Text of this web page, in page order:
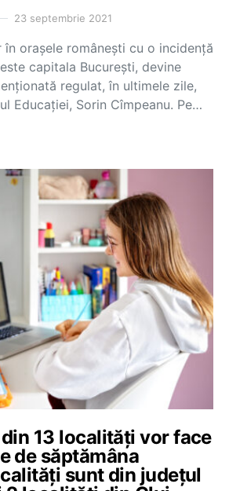
23 septembrie 2021
în orașele românești cu o incidență
capitala București, devine
regulat, în ultimele zile,
Educației, Sorin Cîmpeanu. Pe…
13 localități vor face
de săptămâna
sunt din județul